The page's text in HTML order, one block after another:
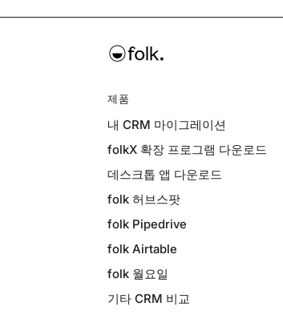
제품
내 CRM 마이그레이션
folkX 확장 프로그램 다운로드
데스크톱 앱 다운로드
folk 허브스팟
folk Pipedrive
folk Airtable
folk 월요일
기타 CRM 비교